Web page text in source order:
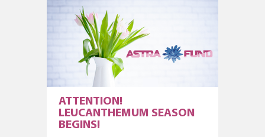
ATTENTION!
LEUCANTHEMUM SEASON
BEGINS!